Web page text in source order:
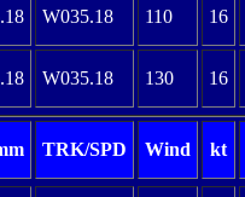
W035.18 110 16
W035.18 130 16
TRK/SPD Wind kt